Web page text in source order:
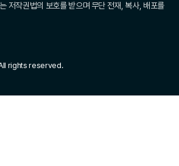
저작권법의 보호를 받으며 무단 전재, 복사, 배포를
rights reserved.